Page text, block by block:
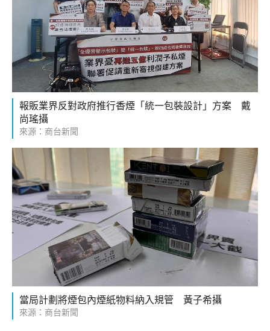
報販業界反對政府推行香煙「統一包裝設計」方案 戴
尚瑤攝
來源：商台新聞
當局計劃將煙包內煙紙物料納入規管 黃子希攝
來源：商台新聞